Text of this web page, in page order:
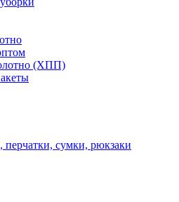
(ХПП)
перчатки, сумки, рюкзаки